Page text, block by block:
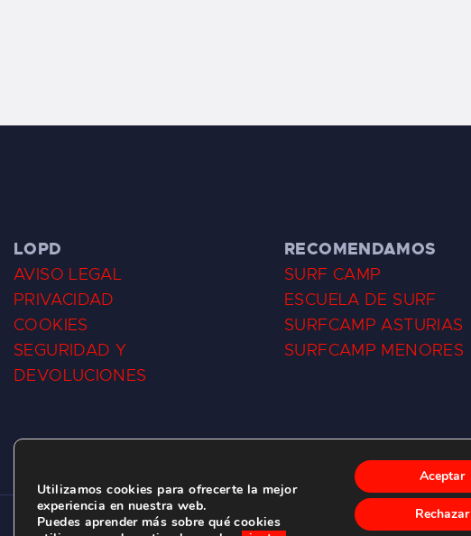
LOPD
AVISO LEGAL
PRIVACIDAD
COOKIES
SEGURIDAD Y
DEVOLUCIONES
RECOMENDAMOS
SURF CAMP
ESCUELA DE SURF
SURFCAMP ASTURIAS
SURFCAMP MENORES
Utilizamos cookies para ofrecerte la mejor
experiencia en nuestra web.
Puedes aprender más sobre qué cookies
Aceptar
Rechazar